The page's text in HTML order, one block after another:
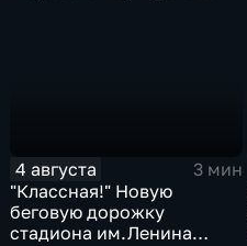
4 августа
3 мин
"Классная!" Новую
беговую дорожку
стадиона им.Ленина